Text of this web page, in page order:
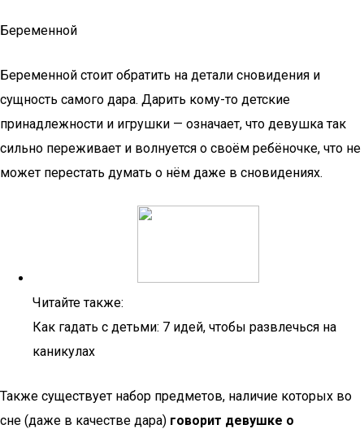
Беременной
Беременной стоит обратить на детали сновидения и
сущность самого дара. Дарить кому-то детские
принадлежности и игрушки — означает, что девушка так
сильно переживает и волнуется о своём ребёночке, что не
может перестать думать о нём даже в сновидениях.
Читайте также:
Как гадать с детьми: 7 идей, чтобы развлечься на
каникулах
Также существует набор предметов, наличие которых во
сне (даже в качестве дара) говорит девушке о